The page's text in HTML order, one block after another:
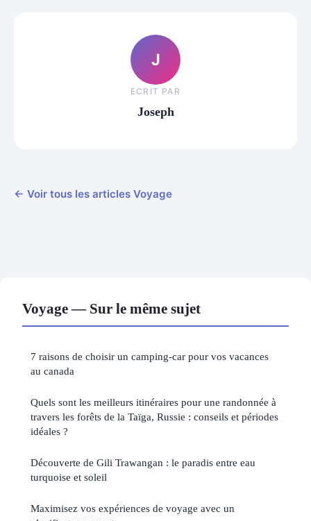
J
ECRIT PAR
Joseph
← Voir tous les articles Voyage
Voyage — Sur le même sujet
7 raisons de choisir un camping-car pour vos vacances
au canada
Quels sont les meilleurs itinéraires pour une randonnée à
travers les forêts de la Taïga, Russie : conseils et périodes
idéales ?
Découverte de Gili Trawangan : le paradis entre eau
turquoise et soleil
Maximisez vos expériences de voyage avec un